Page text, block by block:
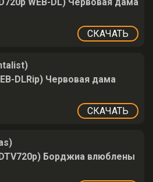
СКАЧАТЬ
DLRip) Червовая дама
СКАЧАТЬ
Борджиа влюблены